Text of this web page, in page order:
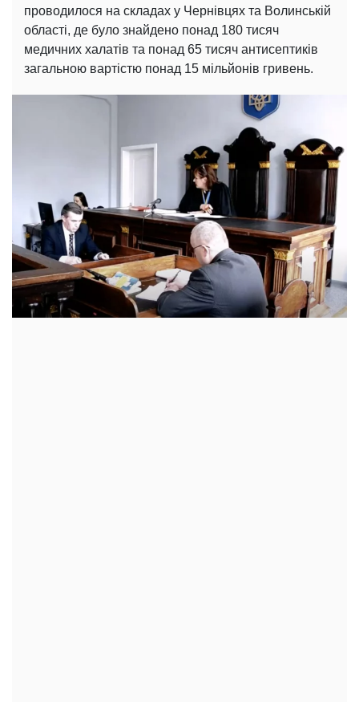
проводилося на складах у Чернівцях та Волинській
області, де було знайдено понад 180 тисяч
медичних халатів та понад 65 тисяч антисептиків
загальною вартістю понад 15 мільйонів гривень.